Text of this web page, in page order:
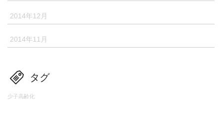
2014年12月
2014年11月
タグ
少子高齢化